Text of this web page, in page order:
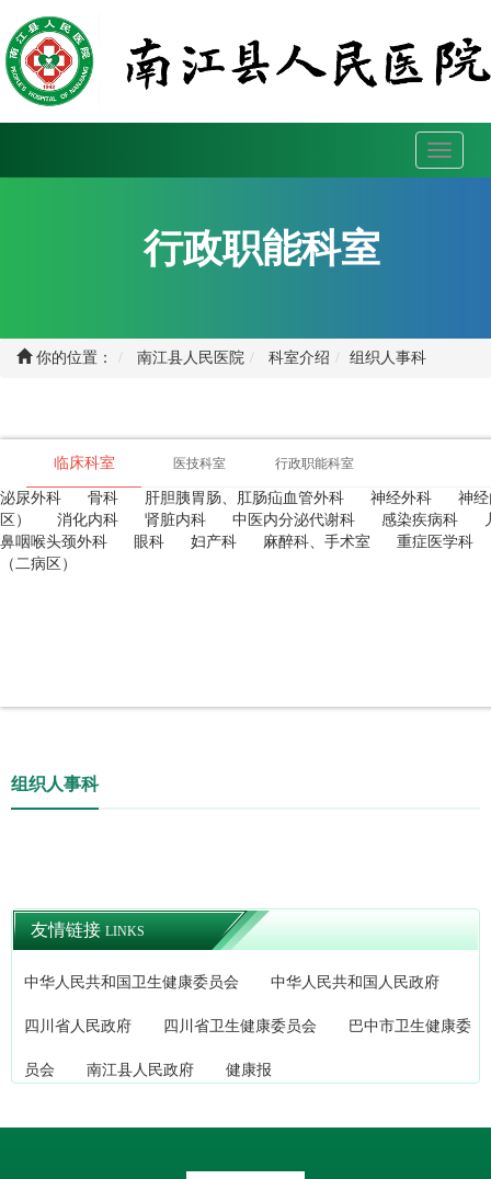
Toggle
行政职能科室
你的位置： 南江县人民医院 科室介绍 组织人事科
临床科室 医技科室 行政职能科室
泌尿外科 骨科 肝胆胰胃肠、肛肠疝血管外科 神经外科
神
区）
消化内科 肾脏内科 中医内分泌代谢科 感染疾病科
鼻咽喉头颈外科
眼科 妇产科 麻醉科、手术室
重症医学科
（二病区）
组织人事科
友情链接 LINKS
中华人民共和国卫生健康委员会 中华人民共和国人民政府
四川省人民政府 四川省卫生健康委员会 巴中市卫生健康委
员会 南江县人民政府 健康报